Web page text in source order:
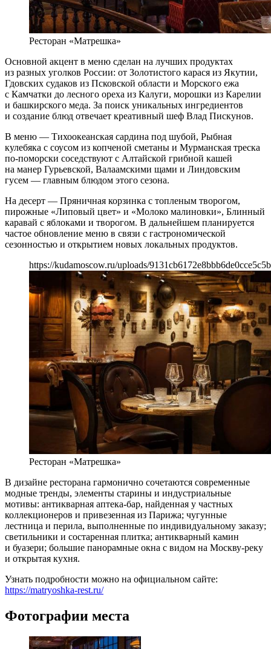
Ресторан «Матрешка»
Основной акцент в меню сделан на лучших продуктах
из разных уголков России: от Золотистого карася из Якутии,
Гдовских судаков из Псковской области и Морского ежа
с Камчатки до лесного ореха из Калуги, морошки из Карелии
и башкирского меда. За поиск уникальных ингредиентов
и создание блюд отвечает креативный шеф Влад Пискунов.
В меню — Тихоокеанская сардина под шубой, Рыбная
кулебяка с соусом из копченой сметаны и Мурманская треска
по-поморски соседствуют с Алтайской грибной кашей
на манер Гурьевской, Валаамскими щами и Линдовским
гусем — главным блюдом этого сезона.
На десерт — Пряничная корзинка с топленым творогом,
пирожные «Липовый цвет» и «Молоко малиновки», Блинный
каравай с яблоками и творогом. В дальнейшем планируется
частое обновление меню в связи с гастрономической
сезонностью и открытием новых локальных продуктов.
https://kudamoscow.ru/uploads/
Ресторан «Матрешка»
В дизайне ресторана гармонично сочетаются современные
модные тренды, элементы старины и индустриальные
мотивы: антикварная аптека-бар, найденная у частных
коллекционеров и привезенная из Парижа; чугунные
лестница и перила, выполненные по индивидуальному заказу;
светильники и состаренная плитка; антикварный камин
и буазери; большие панорамные окна с видом на Москву-реку
и открытая кухня.
Узнать подробности можно на официальном сайте:
https://matryoshka-rest.ru/
Фотографии места